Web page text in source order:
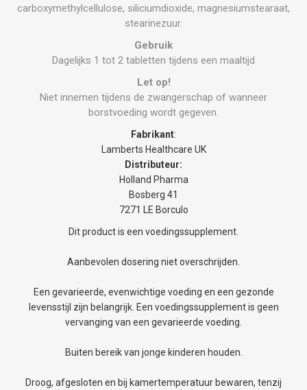
carboxymethylcellulose, siliciumdioxide, magnesiumstearaat,
stearinezuur.
Gebruik
Dagelijks 1 tot 2 tabletten tijdens een maaltijd
Let op!
Niet innemen tijdens de zwangerschap of wanneer
borstvoeding wordt gegeven.
Fabrikant:
Lamberts Healthcare UK
Distributeur:
Holland Pharma
Bosberg 41
7271 LE Borculo
Dit product is een voedingssupplement.
Aanbevolen dosering niet overschrijden.
Een gevarieerde, evenwichtige voeding en een gezonde
levensstijl zijn belangrijk. Een voedingssupplement is geen
vervanging van een gevarieerde voeding.
Buiten bereik van jonge kinderen houden.
Droog, afgesloten en bij kamertemperatuur bewaren, tenzij